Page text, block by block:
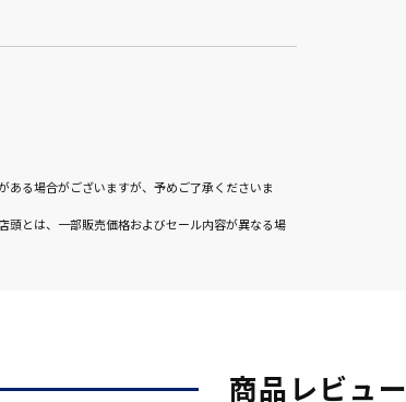
ある場合がございますが、予めご了承くださいま
頭とは、一部販売価格およびセール内容が異なる場
商品レビュー